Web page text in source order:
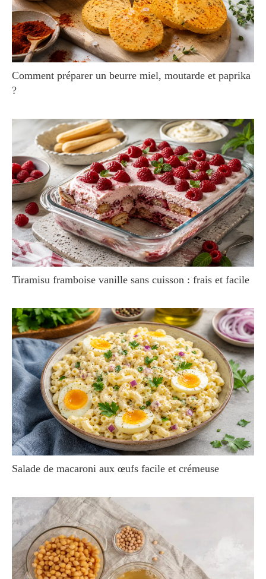
Comment préparer un beurre miel, moutarde et paprika
?
Tiramisu framboise vanille sans cuisson : frais et facile
Salade de macaroni aux œufs facile et crémeuse